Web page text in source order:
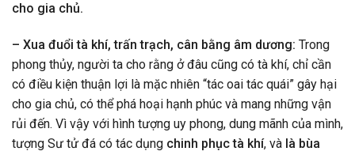
cho gia chủ.
– Xua đuổi tà khí, trấn trạch, cân bằng âm dương: Trong
phong thủy, người ta cho rằng ở đâu cũng có tà khí, chỉ cần
có điều kiện thuận lợi là mặc nhiên “tác oai tác quái” gây hại
cho gia chủ, có thể phá hoại hạnh phúc và mang những vận
rủi đến. Vì vậy với hình tượng uy phong, dung mãnh của mình,
tượng Sư tử đá có tác dụng chinh phục tà khí, và là bùa